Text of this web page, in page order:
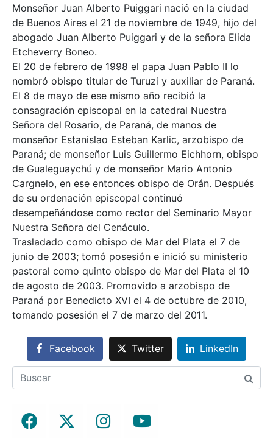
Monseñor Juan Alberto Puiggari nació en la ciudad
de Buenos Aires el 21 de noviembre de 1949, hijo del
abogado Juan Alberto Puiggari y de la señora Elida
Etcheverry Boneo.
El 20 de febrero de 1998 el papa Juan Pablo II lo
nombró obispo titular de Turuzi y auxiliar de Paraná.
El 8 de mayo de ese mismo año recibió la
consagración episcopal en la catedral Nuestra
Señora del Rosario, de Paraná, de manos de
monseñor Estanislao Esteban Karlic, arzobispo de
Paraná; de monseñor Luis Guillermo Eichhorn, obispo
de Gualeguaychú y de monseñor Mario Antonio
Cargnelo, en ese entonces obispo de Orán. Después
de su ordenación episcopal continuó
desempeñándose como rector del Seminario Mayor
Nuestra Señora del Cenáculo.
Trasladado como obispo de Mar del Plata el 7 de
junio de 2003; tomó posesión e inició su ministerio
pastoral como quinto obispo de Mar del Plata el 10
de agosto de 2003. Promovido a arzobispo de
Paraná por Benedicto XVI el 4 de octubre de 2010,
tomando posesión el 7 de marzo del 2011.
Facebook Twitter LinkedIn